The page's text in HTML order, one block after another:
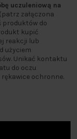
uczuleniową na
(patrz załączona
produktów do
kupić
reakcji lub
użyciem
Unikać kontaktu
do oczu
ochronne.